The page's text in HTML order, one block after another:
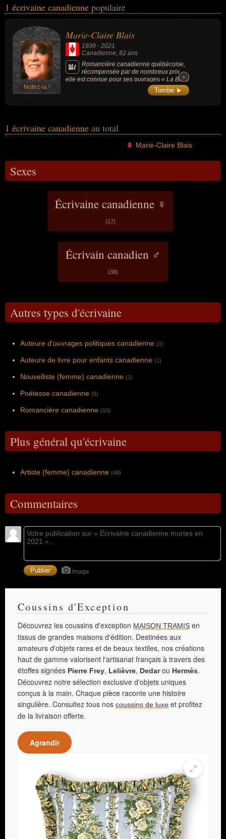
sexe féminin) peuvent avoir des liens variés dans les domaines de
peuvent également avoir été artiste, dramaturge, romancière ou
scénariste.
1 écrivaine canadienne populaire
Notez-la !
Marie-Claire Blais
1939 - 2021
Canadienne, 82 ans
Romancière canadienne québécoise,
récompensée par de nombreux prix,
elle est connue pour ses ouvrages « La Belle
Bête » (1959), « Une saison dans la vie
d'Emmanuel » (1965), « Visions d'Anna »
+
+
Tombe ►
1 écrivaine canadienne au total
Marie-Claire Blais
Sexes
Écrivaine canadienne ♀
(17)
Écrivain canadien ♂
(38)
Autres types d'écrivaine
Auteure d'ouvrages politiques canadienne (1)
Auteure de livre pour enfants canadienne (1)
Nouvelliste (femme) canadienne (1)
Poétesse canadienne (5)
Romancière canadienne (10)
Plus général qu'écrivaine
Artiste (femme) canadienne (48)
Commentaires
Image
Coussins d'Exception
Découvrez les coussins d'exception MAISON TRAMIS en
tissus de grandes maisons d'édition. Destinées aux
amateurs d'objets rares et de beaux textiles, nos créations
haut de gamme valorisent l'artisanat français à travers des
étoffes signées Pierre Frey, Lelièvre, Dedarou Hermès.
Découvrez notre sélection exclusive d'objets uniques
conçus à la main. Chaque pièce raconte une histoire
singulière. Consultez tous nos coussins de luxe et profitez
de la livraison offerte.
Agrandir